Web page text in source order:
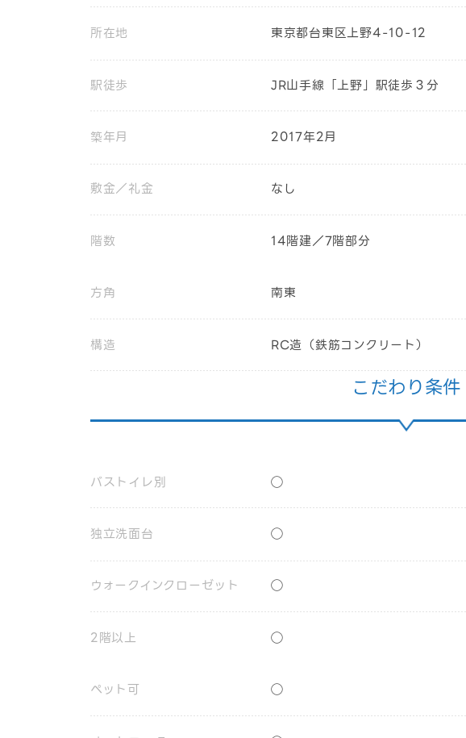
所在地 東京都台東区上野4-10-12
駅徒歩 JR山手線「上野」駅徒歩３分
築年月 2017年2月
敷金／礼金 なし
階数 14階建／7階部分
方角 南東
構造 RC造（鉄筋コンクリート）
こだわり条件
バストイレ別 ◯
独立洗面台 ◯
ウォークインクローゼット ◯
2階以上 ◯
ペット可 ◯